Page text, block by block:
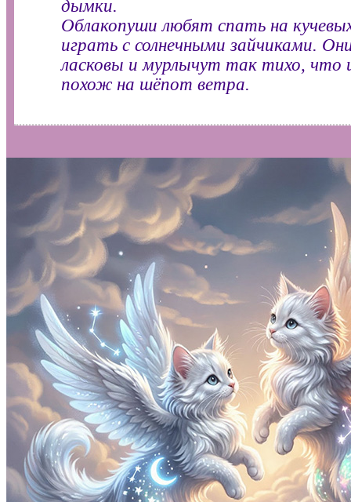
дымки.
Облакопуши любят спать на
играть с солнечными зайчиками.
ласковы и мурлычут так тихо, что
похож на шёпот ветра.